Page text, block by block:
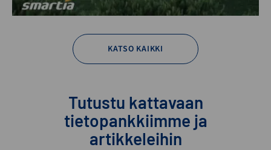
KATSO KAIKKI
Tutustu kattavaan
tietopankkiimme ja
artikkeleihin